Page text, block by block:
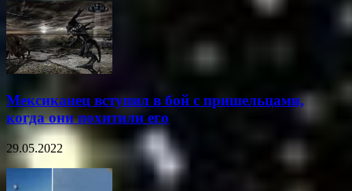
Мексиканец вступил в бой с пришельцами,
когда они похитили его
29.05.2022